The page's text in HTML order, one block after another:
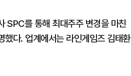
를 통해 최대주주 변경을 마친
다. 업계에서는 라인게임즈 김태환